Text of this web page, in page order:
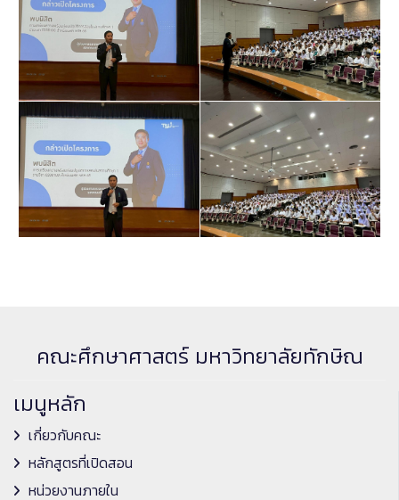
คณะศึกษาศาสตร์ มหาวิทยาลัยทักษิณ
เมนูหลัก
เกี่ยวกับคณะ
หลักสูตรที่เปิดสอน
หน่วยงานภายใน